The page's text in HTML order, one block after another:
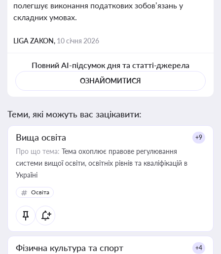
полегшує виконання податкових зобов’язань у
складних умовах.
LIGA ZAKON, 10 січня 2026
Повний AI-підсумок дня та статті-джерела
ОЗНАЙОМИТИСЯ
Теми, які можуть вас зацікавити:
Вища освіта +9
Про що тема: Тема охоплює правове регулювання
системи вищої освіти, освітніх рівнів та кваліфікацій в
Україні
Освіта
Фізична культура та спорт +4